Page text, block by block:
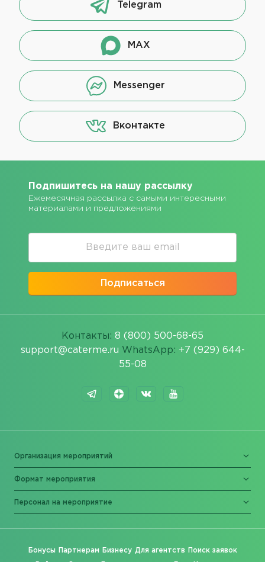
Telegram
MAX
Messenger
Вконтакте
Подпишитесь на нашу рассылку
Ежемесячная рассылка с самыми интересными
материалами и предложениями
Подписаться
Контакты: 8 (800) 500-68-65
support@caterme.ru WhatsApp: +7 (929) 644-
55-08
Организация мероприятий
Формат мероприятия
Персонал на мероприятие
Бонусы Партнерам Бизнесу Для агентств Поиск заявок